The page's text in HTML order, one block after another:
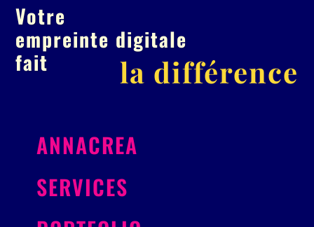
Votre
empreinte digitale
fait
la différence
ANNACREA
SERVICES